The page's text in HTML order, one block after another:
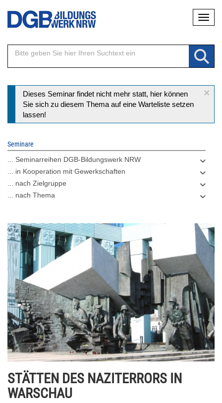
Direkt
Inhalt
×
Statusmeldung
Dieses Seminar findet nicht mehr statt, hier können
Sie sich zu diesem Thema auf eine Warteliste setzen
lassen!
Seminare
... Seminarreihen DGB-Bildungswerk NRW
... in Kooperation mit Gewerkschaften
... nach Zielgruppe
... nach Thema
STÄTTEN DES NAZITERRORS IN
WARSCHAU